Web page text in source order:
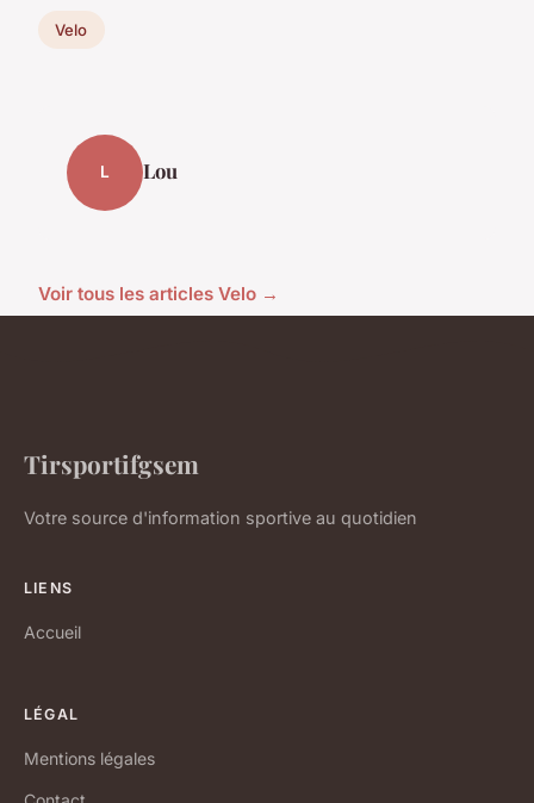
Velo
L Lou
Voir tous les articles Velo →
Tirsportifgsem
Votre source d'information sportive au quotidien
LIENS
Accueil
LÉGAL
Mentions légales